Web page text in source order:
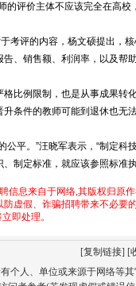
的评价主体不应该完全在高
考评的内容，杨文硕提出，
、销售额、利润率，以及帮
比例限制，也是从事成果转
条件的教师可能到退休也无
公平。”汪晓军表示，“制定
制定标准，就应该参照标准
信息来自于网络,其版权归原
虚假、诈骗招聘带来不必要
即处理。
[复制链接] [
个人、单位或来源于网络等